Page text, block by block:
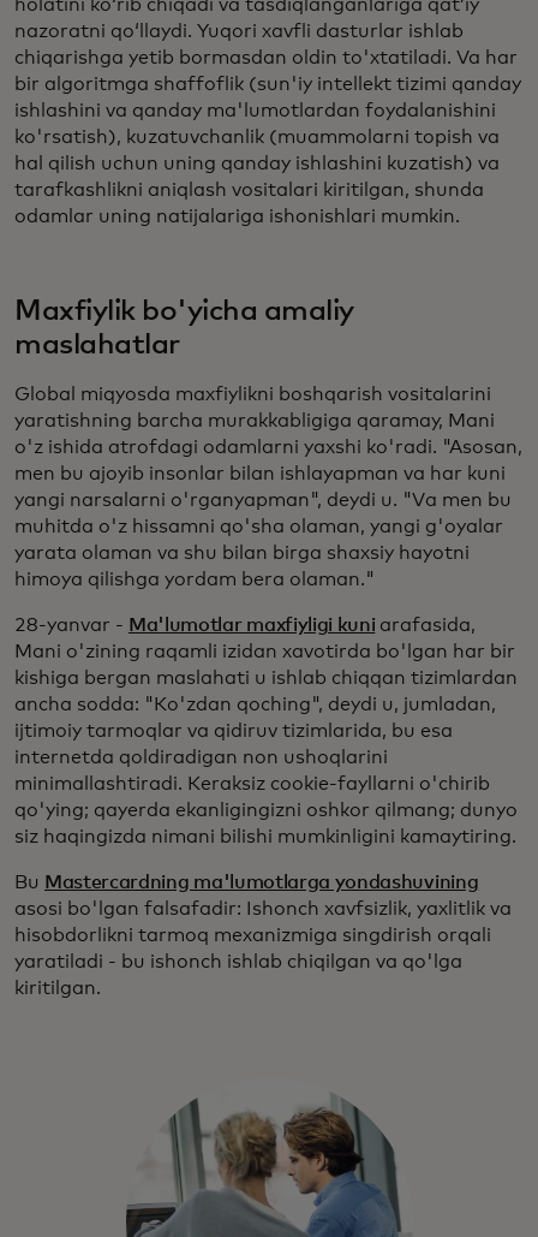
holatini ko‘rib chiqadi va tasdiqlanganlariga qat’iy
nazoratni qo‘llaydi. Yuqori xavfli dasturlar ishlab
chiqarishga yetib bormasdan oldin to'xtatiladi. Va har
bir algoritmga shaffoflik (sun'iy intellekt tizimi qanday
ishlashini va qanday ma'lumotlardan foydalanishini
ko'rsatish), kuzatuvchanlik (muammolarni topish va
hal qilish uchun uning qanday ishlashini kuzatish) va
tarafkashlikni aniqlash vositalari kiritilgan, shunda
odamlar uning natijalariga ishonishlari mumkin.
Maxfiylik bo'yicha amaliy
maslahatlar
Global miqyosda maxfiylikni boshqarish vositalarini
yaratishning barcha murakkabligiga qaramay, Mani
o'z ishida atrofdagi odamlarni yaxshi ko'radi. "Asosan,
men bu ajoyib insonlar bilan ishlayapman va har kuni
yangi narsalarni o'rganyapman", deydi u. "Va men bu
muhitda o'z hissamni qo'sha olaman, yangi g'oyalar
yarata olaman va shu bilan birga shaxsiy hayotni
himoya qilishga yordam bera olaman."
28-yanvar - Ma'lumotlar maxfiyligi kuni arafasida,
Mani o'zining raqamli izidan xavotirda bo'lgan har bir
kishiga bergan maslahati u ishlab chiqqan tizimlardan
ancha sodda: "Ko'zdan qoching", deydi u, jumladan,
ijtimoiy tarmoqlar va qidiruv tizimlarida, bu esa
internetda qoldiradigan non ushoqlarini
minimallashtiradi. Keraksiz cookie-fayllarni o'chirib
qo'ying; qayerda ekanligingizni oshkor qilmang; dunyo
siz haqingizda nimani bilishi mumkinligini kamaytiring.
Bu Mastercardning ma'lumotlarga yondashuvining
asosi bo'lgan falsafadir: Ishonch xavfsizlik, yaxlitlik va
hisobdorlikni tarmoq mexanizmiga singdirish orqali
yaratiladi - bu ishonch ishlab chiqilgan va qo'lga
kiritilgan.